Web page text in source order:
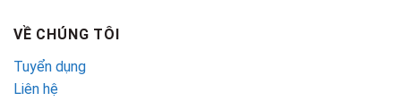
VỀ CHÚNG TÔI
Tuyển dụng
Liên hệ